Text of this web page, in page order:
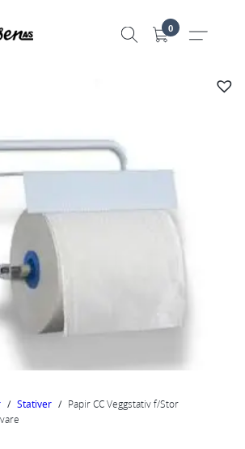
0
/ Stativer / Papir CC Veggstativ f/Stor